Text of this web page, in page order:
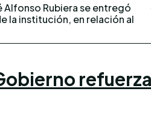
Alfonso Rubiera se entregó
la institución, en relación al